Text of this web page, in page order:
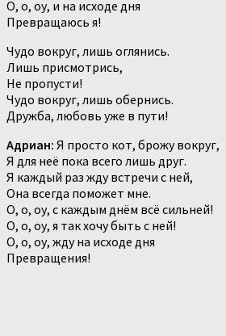
О, о, оу, и на исходе дня
Превращаюсь я!
Чудо вокруг, лишь оглянись.
Лишь присмотрись,
Не пропусти!
Чудо вокруг, лишь обернись.
Дружба, любовь уже в пути!
Адриан: Я просто кот, брожу вокруг,
Я для неё пока всего лишь друг.
Я каждый раз жду встречи с ней,
Она всегда поможет мне.
О, о, оу, с каждым днём всё сильней!
О, о, оу, я так хочу быть с ней!
О, о, оу, жду на исходе дня
Превращения!